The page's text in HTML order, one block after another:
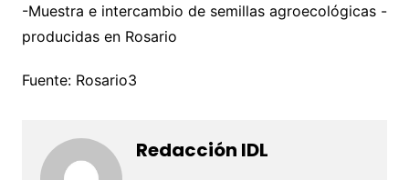
-Muestra e intercambio de semillas agroecológicas -
producidas en Rosario
Fuente: Rosario3
Redacción IDL